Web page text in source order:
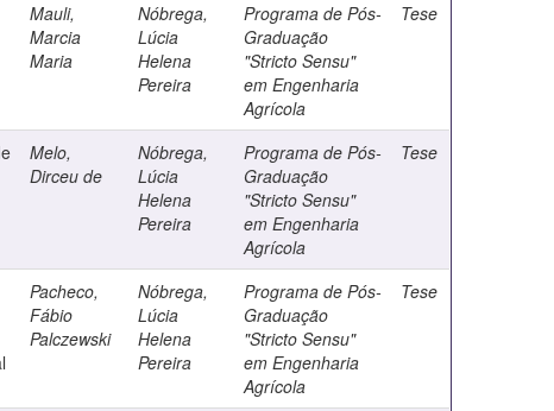
Mauli,
Marcia
Maria
Nóbrega,
Lúcia
Helena
Pereira
Programa de Pós-
Graduação
"Stricto Sensu"
em Engenharia
Agrícola
Tese
Melo,
Dirceu de
Nóbrega,
Lúcia
Helena
Pereira
Programa de Pós-
Graduação
"Stricto Sensu"
em Engenharia
Agrícola
Tese
Pacheco,
Fábio
Palczewski
Nóbrega,
Lúcia
Helena
Pereira
Programa de Pós-
Graduação
"Stricto Sensu"
em Engenharia
Agrícola
Tese